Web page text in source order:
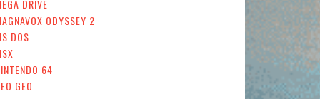
DRIVE
ODYSSEY 2
DOS
64
GEO